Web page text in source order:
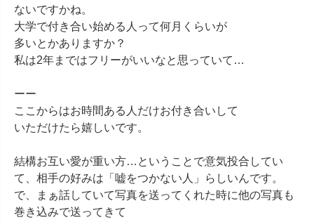
ないですかね。
大学で付き合い始める人って何月くらいが
多いとかありますか？
私は2年まではフリーがいいなと思っていて…
ーー
ここからはお時間ある人だけお付き合いして
いただけたら嬉しいです。
結構お互い愛が重い方…ということで意気投合してい
て、相手の好みは「嘘をつかない人」らしいんです。
で、まぁ話していて写真を送ってくれた時に他の写真も
巻き込みで送ってきて